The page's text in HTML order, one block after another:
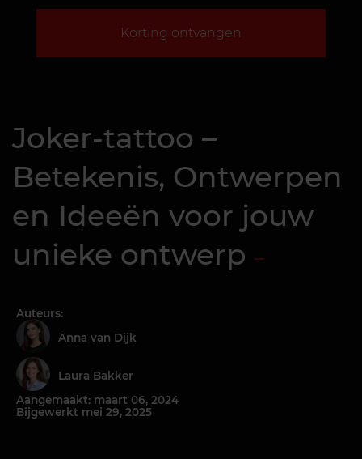
Korting ontvangen
Joker-tattoo –
Betekenis, Ontwerpen
en Ideeën voor jouw
unieke ontwerp
Auteurs:
Anna van Dijk
Laura Bakker
Aangemaakt: maart 06, 2024
Bijgewerkt mei 29, 2025